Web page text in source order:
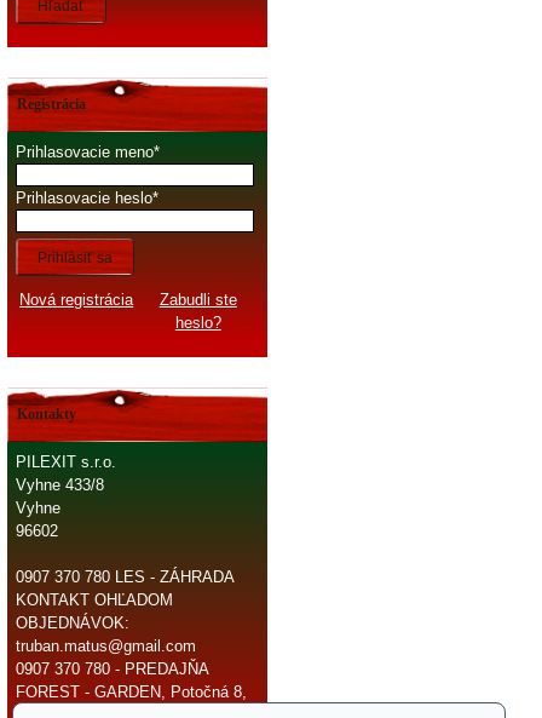
Hľadať
Registrácia
Prihlasovacie meno
Prihlasovacie heslo
Prihlásiť sa
Nová registrácia
Zabudli ste
heslo?
Kontakty
PILEXIT s.r.o.
Vyhne 433/8
Vyhne
96602
0907 370 780 LES - ZÁHRADA
KONTAKT OHĽADOM
OBJEDNÁVOK:
truban.matus@gmail.com
0907 370 780 - PREDAJŇA
FOREST - GARDEN, Potočná 8,